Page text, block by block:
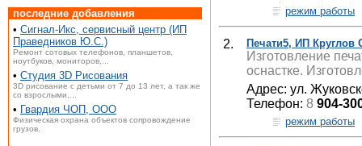
последние добавления
• Сигнал-Икс, сервисный центр (ИП
Праведников Ю.С.)
Ремонт сотовых телефонов, планшетов,
ноутбуков, мониторов,...
• Студия 3D Рисования
3D рисование с детьми от 7 до 13 лет, а так же
со взрослыми,...
• Гвардия ЧОП, ООО
Физическая охрана объектов сопровождение
грузов.
режим работы
2. Печати5, ИП Круглов
Изготовление
оснастке.
Адрес: ул.
Телефон: 8 904-
режим работы